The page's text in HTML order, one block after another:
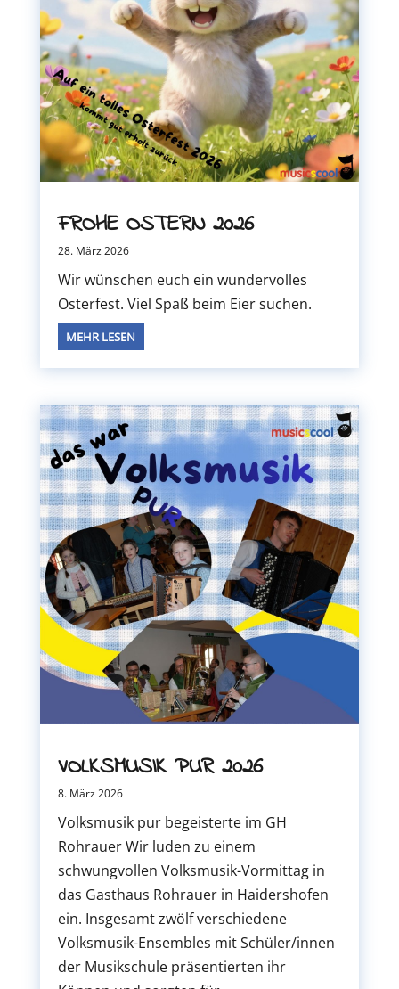
FROHE OSTERN 2026
28. März 2026
Wir wünschen euch ein wundervolles
Osterfest. Viel Spaß beim Eier suchen.
MEHR LESEN
VOLKSMUSIK PUR 2026
8. März 2026
Volksmusik pur begeisterte im GH
Rohrauer Wir luden zu einem
schwungvollen Volksmusik-Vormittag in
das Gasthaus Rohrauer in Haidershofen
ein. Insgesamt zwölf verschiedene
Volksmusik-Ensembles mit Schüler/innen
der Musikschule präsentierten ihr